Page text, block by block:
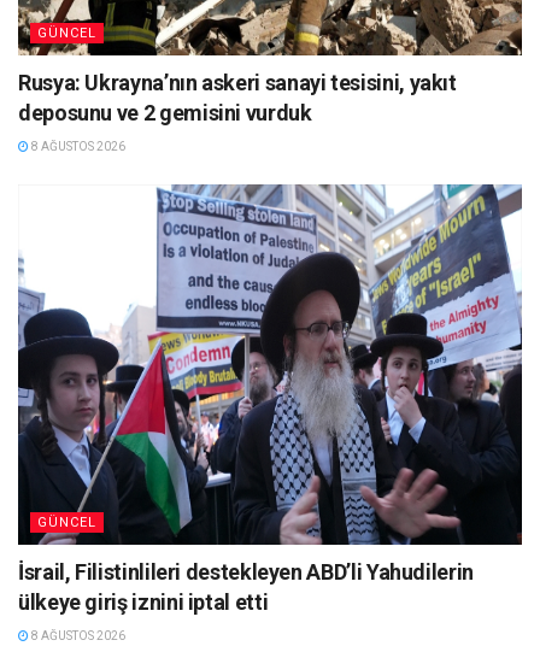
GÜNCEL
Rusya: Ukrayna’nın askeri sanayi tesisini, yakıt
deposunu ve 2 gemisini vurduk
8 AĞUSTOS 2026
GÜNCEL
İsrail, Filistinlileri destekleyen ABD’li Yahudilerin
ülkeye giriş iznini iptal etti
8 AĞUSTOS 2026